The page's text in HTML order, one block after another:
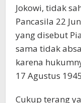
Jokowi, tidak
Pancasila 22
yang disebut
sama tidak
karena
17 Agustus
Cukup terang